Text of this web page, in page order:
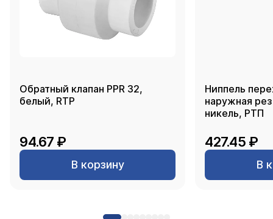
Обратный клапан PPR 32,
белый, RTP
94.67 ₽
В корзину
Ниппель
наружная
никель, РТП
427.45 ₽
В